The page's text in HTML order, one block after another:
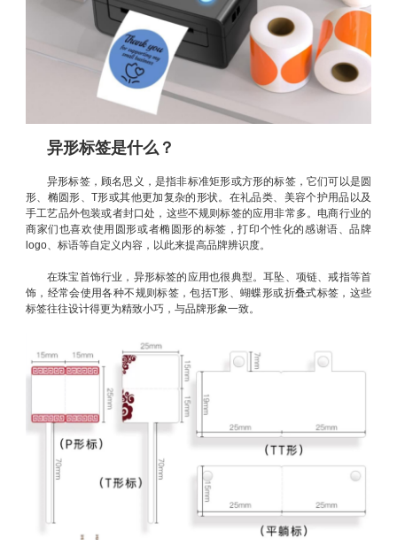
异形标签是什么？
异形标签，顾名思义，是指非标准矩形或方形的标签，它们可以是圆
形、椭圆形、T形或其他更加复杂的形状。在礼品类、美容个护用品以及
手工艺品外包装或者封口处，这些不规则标签的应用非常多。电商行业的
商家们也喜欢使用圆形或者椭圆形的标签，打印个性化的感谢语、品牌
logo、标语等自定义内容，以此来提高品牌辨识度。
在珠宝首饰行业，异形标签的应用也很典型。耳坠、项链、戒指等首
饰，经常会使用各种不规则标签，包括T形、蝴蝶形或折叠式标签，这些
标签往往设计得更为精致小巧，与品牌形象一致。